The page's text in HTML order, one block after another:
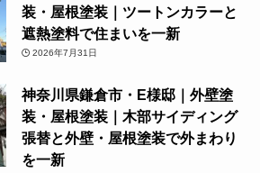
装・屋根塗装｜ツートンカラーと
遮熱塗料で住まいを一新
2026年7月31日
神奈川県鎌倉市・E様邸｜外壁塗
装・屋根塗装｜木部サイディング
張替と外壁・屋根塗装で外まわり
を一新